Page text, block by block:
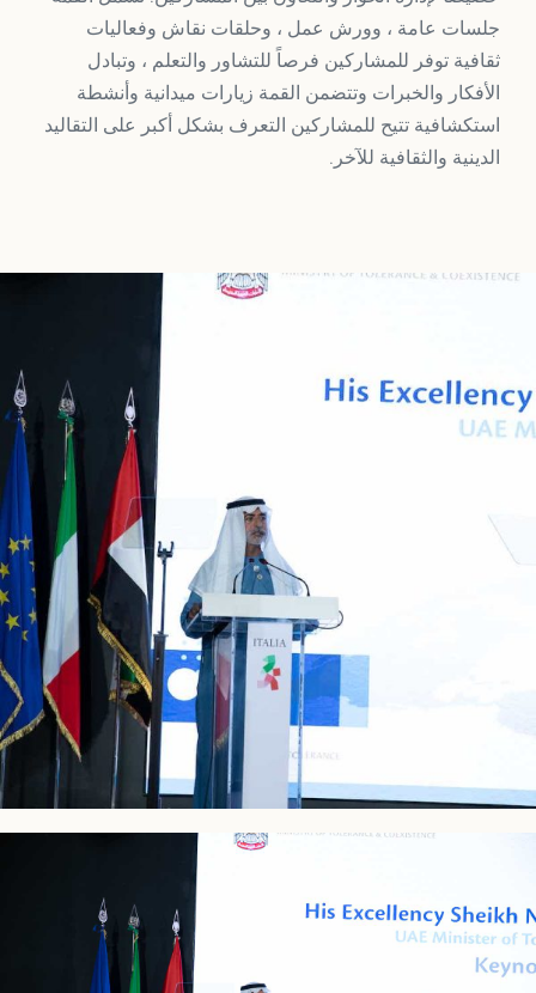
جلسات عامة ، وورش عمل ، وحلقات نقاش وفعاليات
ثقافية توفر للمشاركين فرصاً للتشاور والتعلم ، وتبادل
الأفكار والخبرات وتتضمن القمة زيارات ميدانية وأنشطة
استكشافية تتيح للمشاركين التعرف بشكل أكبر على التقاليد
الدينية والثقافية للآخر.